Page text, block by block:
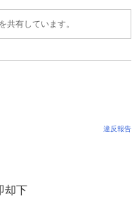
共有しています。
違反報告
却下